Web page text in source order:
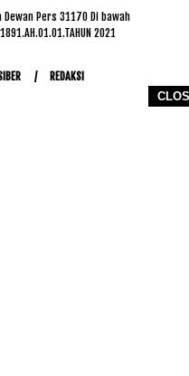
Pers 31170 Di bawah
2021
REDAKSI